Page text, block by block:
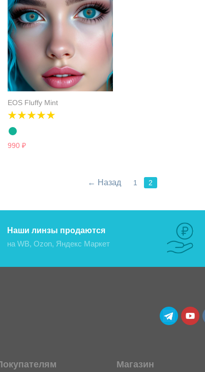
EOS Fluffy Mint
990 ₽
← Назад 1 2
Наши линзы продаются
на WB, Ozon, Яндекс Маркет
Магазин